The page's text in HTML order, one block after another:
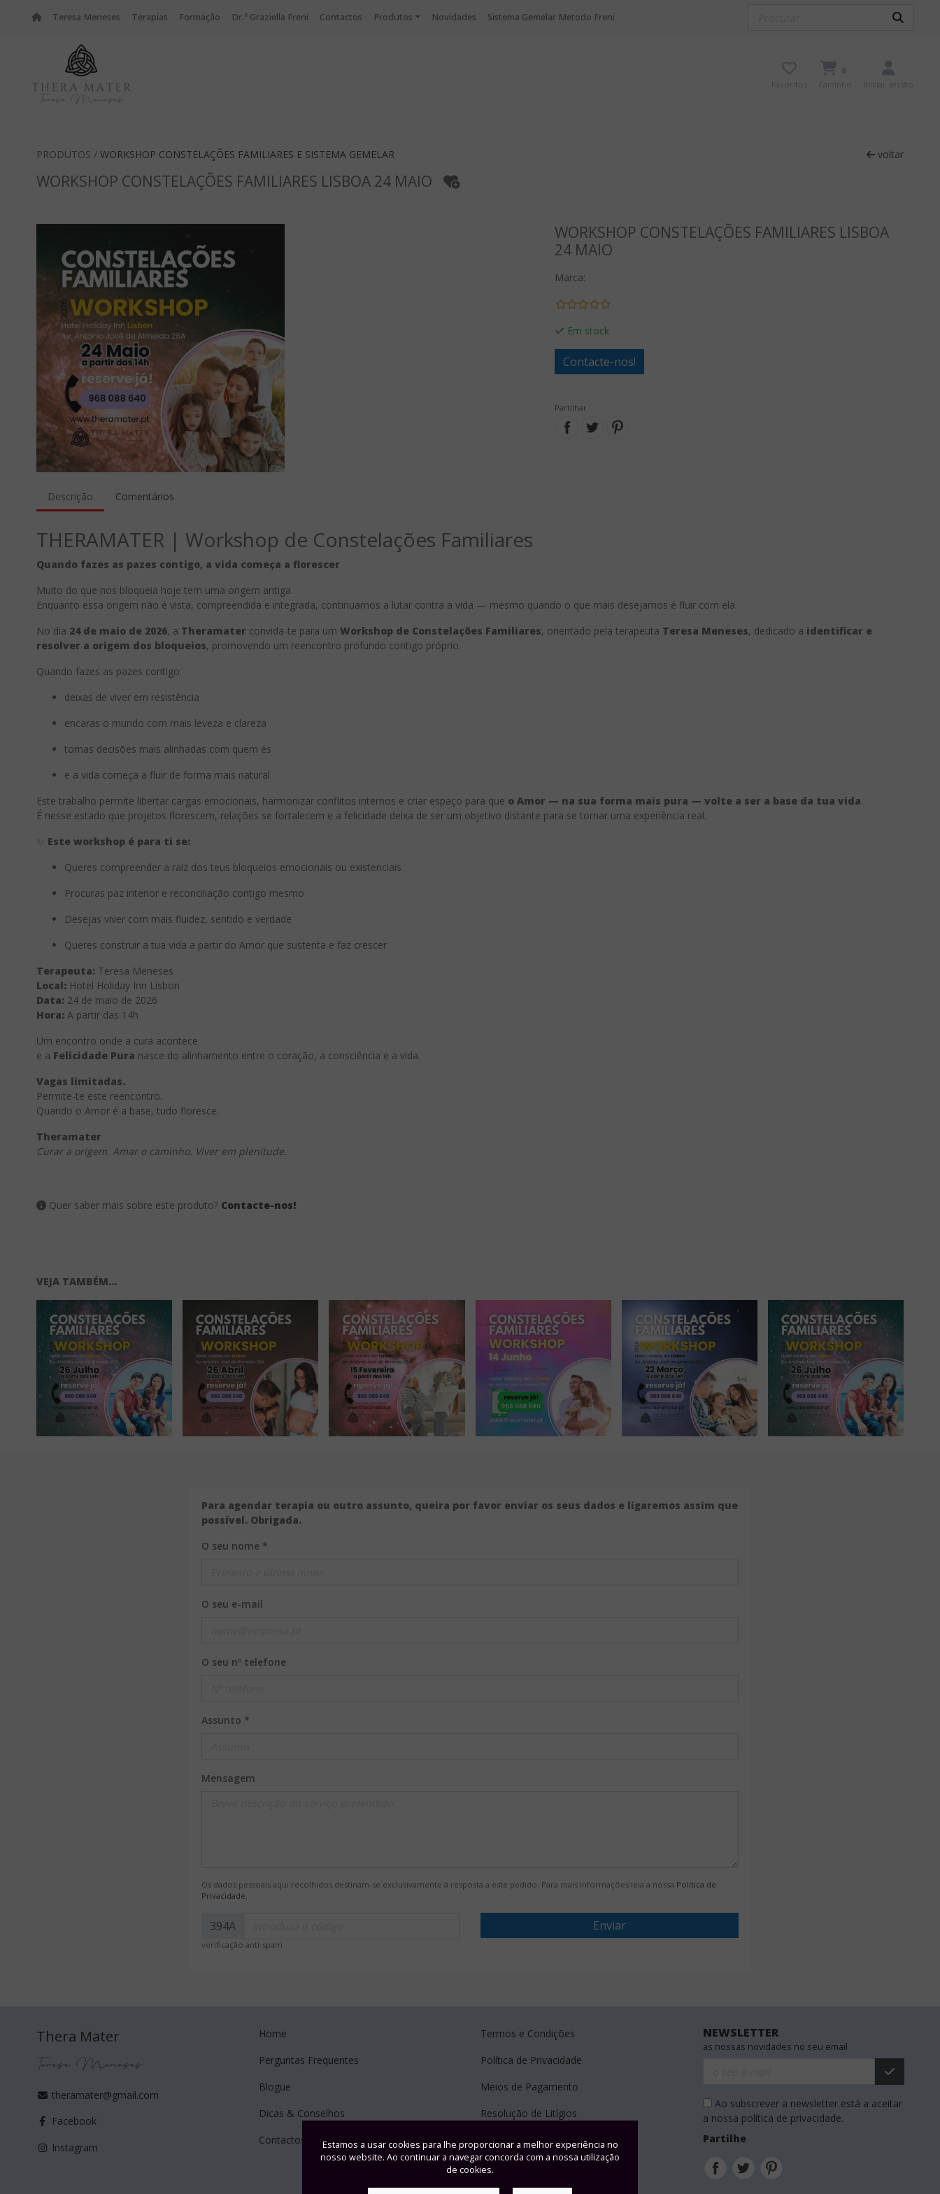
Teresa Meneses Terapias Formação Dr.ª Graziella Freni Contactos Produtos Novidades Sistema Gemelar Metodo Freni
Favoritos
0
Carrinho Iniciar sessão
PRODUTOS / WORKSHOP CONSTELAÇÕES FAMILIARES E SISTEMA GEMELAR voltar
WORKSHOP CONSTELAÇÕES FAMILIARES LISBOA 24 MAIO
WORKSHOP CONSTELAÇÕES FAMILIARES LISBOA
24 MAIO
Marca:
Em stock
Contacte-nos!
Partilhar
Descrição Comentários
THERAMATER | Workshop de Constelações Familiares
Quando fazes as pazes contigo, a vida começa a florescer
Muito do que nos bloqueia hoje tem uma origem antiga.
Enquanto essa origem não é vista, compreendida e integrada, continuamos a lutar contra a vida — mesmo quando o que mais desejamos é fluir com ela.
No dia 24 de maio de 2026, a Theramater convida-te para um Workshop de Constelações Familiares, orientado pela terapeuta Teresa Meneses, dedicado a identificar e
resolver a origem dos bloqueios, promovendo um reencontro profundo contigo próprio.
Quando fazes as pazes contigo:
deixas de viver em resistência
encaras o mundo com mais leveza e clareza
tomas decisões mais alinhadas com quem és
e a vida começa a fluir de forma mais natural
Este trabalho permite libertar cargas emocionais, harmonizar conflitos internos e criar espaço para que o Amor — na sua forma mais pura — volte a ser a base da tua vida.
É nesse estado que projetos florescem, relações se fortalecem e a felicidade deixa de ser um objetivo distante para se tornar uma experiência real.
Este workshop é para ti se:
Queres compreender a raiz dos teus bloqueios emocionais ou existenciais
Procuras paz interior e reconciliação contigo mesmo
Desejas viver com mais fluidez, sentido e verdade
Queres construir a tua vida a partir do Amor que sustenta e faz crescer
Terapeuta: Teresa Meneses
Local: Hotel Holiday Inn Lisbon
Data: 24 de maio de 2026
Hora: A partir das 14h
Um encontro onde a cura acontece
e a Felicidade Pura nasce do alinhamento entre o coração, a consciência e a vida.
Vagas limitadas.
Permite-te este reencontro.
Quando o Amor é a base, tudo floresce.
Theramater
Curar a origem. Amar o caminho. Viver em plenitude.
Quer saber mais sobre este produto? Contacte-nos!
VEJA TAMBÉM...
Estamos a usar cookies para lhe proporcionar a melhor experiência no
nosso website. Ao continuar a navegar concorda com a nossa utilização
de cookies.
Para agendar terapia ou outro assunto, queira por favor enviar os seus dados e ligaremos assim que
possível. Obrigada.
O seu nome *
O seu e-mail
O seu nº telefone
Assunto *
Mensagem
Os dados pessoais aqui recolhidos destinam-se exclusivamente à resposta a este pedido. Para mais informações leia a nossa Política de
Privacidade
394A
verificação anti-spam
Enviar
Thera Mater
Teresa Meneses
theramater@gmail.com
Facebook
Instagram
Home
Perguntas Frequentes
Blogue
Dicas & Conselhos
Contactos
Termos e Condições
Política de Privacidade
Meios de Pagamento
Resolução de Litígios
Livro de Reclamações
NEWSLETTER
as nossas novidades no seu email
Ao subscrever a newsletter está a aceitar
a nossa política de privacidade.
Partilhe